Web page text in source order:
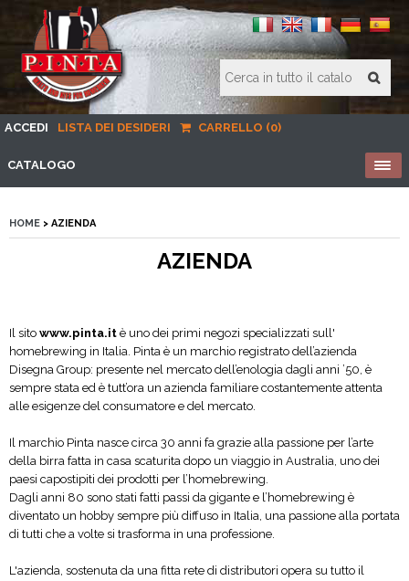
ACCEDI LISTA DEI DESIDERI CARRELLO (0)
CATALOGO
HOME > AZIENDA
AZIENDA
Il sito www.pinta.it è uno dei primi negozi specializzati sull'
homebrewing in Italia. Pinta è un marchio registrato dell’azienda
Disegna Group: presente nel mercato dell’enologia dagli anni ’50, è
sempre stata ed è tutt’ora un azienda familiare costantemente attenta
alle esigenze del consumatore e del mercato.
Il marchio Pinta nasce circa 30 anni fa grazie alla passione per l’arte
della birra fatta in casa scaturita dopo un viaggio in Australia, uno dei
paesi capostipiti dei prodotti per l’homebrewing.
Dagli anni 80 sono stati fatti passi da gigante e l’homebrewing è
diventato un hobby sempre più diffuso in Italia, una passione alla portata
di tutti che a volte si trasforma in una professione.
L'azienda, sostenuta da una fitta rete di distributori opera su tutto il